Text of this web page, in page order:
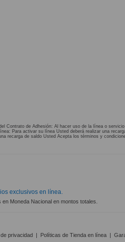
Contrato de Adhesión: Al hacer uso de la línea o
Para activar su línea Usted deberá realizar una
recarga de saldo Usted Acepta los términos y
exclusivos en línea.
Moneda Nacional en montos totales.
privacidad | Políticas de Tienda en línea |